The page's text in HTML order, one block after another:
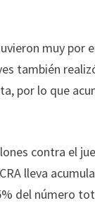
muy por
también
por lo que
contra el
lleva
del número